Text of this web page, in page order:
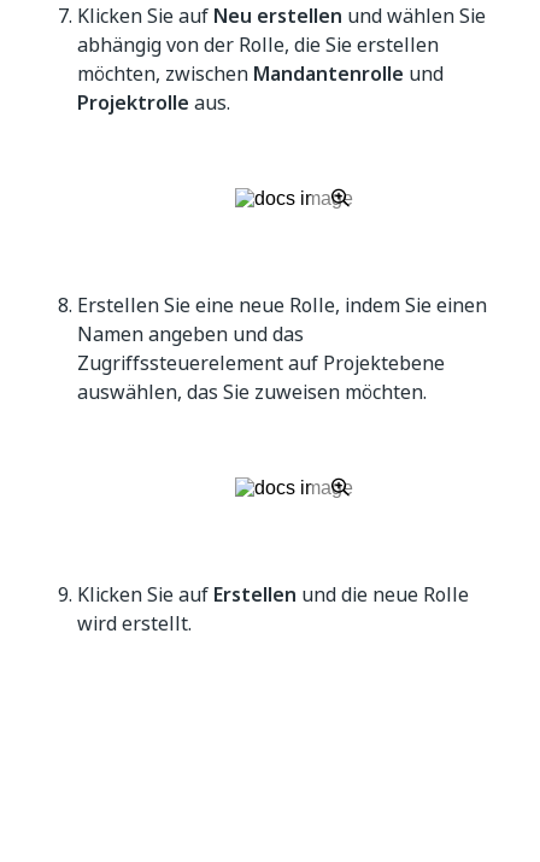
Klicken Sie auf Neu erstellen und wählen Sie
abhängig von der Rolle, die Sie erstellen
möchten, zwischen Mandantenrolle und
Projektrolle aus.
Erstellen Sie eine neue Rolle, indem Sie einen
Namen angeben und das
Zugriffssteuerelement auf Projektebene
auswählen, das Sie zuweisen möchten.
Klicken Sie auf Erstellen und die neue Rolle
wird erstellt.